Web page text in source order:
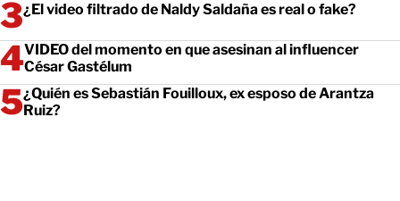
¿El video filtrado de Naldy Saldaña es real o fake?
VIDEO del momento en que asesinan al influencer
César Gastélum
¿Quién es Sebastián Fouilloux, ex esposo de Arantza
Ruiz?